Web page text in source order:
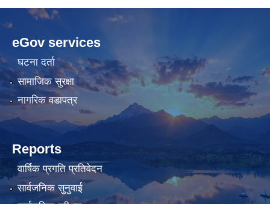
betwild
cratosroyalbet
bahis
siteleri
hdasianporns.net
lunadark.org
bahis
siteleri
eGov services
घटना दर्ता
सामाजिक सुरक्षा
नागरिक वडापत्र
Reports
वार्षिक प्रगति प्रतिवेदन
सार्वजनिक सुनुवाई